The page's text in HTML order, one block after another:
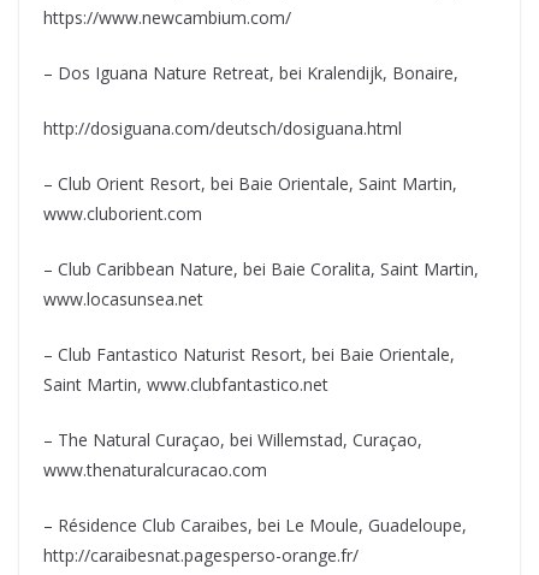
https://www.newcambium.com/
– Dos Iguana Nature Retreat, bei Kralendijk, Bonaire,
http://dosiguana.com/deutsch/dosiguana.html
– Club Orient Resort, bei Baie Orientale, Saint Martin,
www.cluborient.com
– Club Caribbean Nature, bei Baie Coralita, Saint Martin,
www.locasunsea.net
– Club Fantastico Naturist Resort, bei Baie Orientale,
Saint Martin, www.clubfantastico.net
– The Natural Curaçao, bei Willemstad, Curaçao,
www.thenaturalcuracao.com
– Résidence Club Caraibes, bei Le Moule, Guadeloupe,
http://caraibesnat.pagesperso-orange.fr/